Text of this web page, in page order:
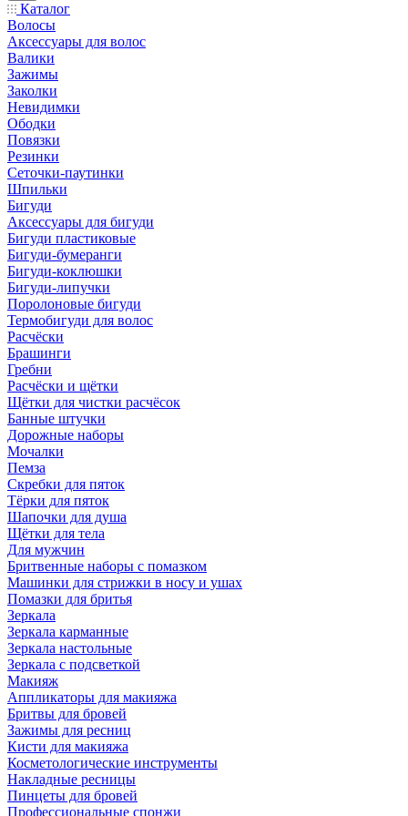
Каталог
Волосы
Аксессуары для волос
Валики
Зажимы
Заколки
Невидимки
Ободки
Повязки
Резинки
Сеточки-паутинки
Шпильки
Бигуди
Аксессуары для бигуди
Бигуди пластиковые
Бигуди-бумеранги
Бигуди-коклюшки
Бигуди-липучки
Поролоновые бигуди
Термобигуди для волос
Расчёски
Брашинги
Гребни
Расчёски и щётки
Щётки для чистки расчёсок
Банные штучки
Дорожные наборы
Мочалки
Пемза
Скребки для пяток
Тёрки для пяток
Шапочки для душа
Щётки для тела
Для мужчин
Бритвенные наборы с помазком
Машинки для стрижки в носу и ушах
Помазки для бритья
Зеркала
Зеркала карманные
Зеркала настольные
Зеркала с подсветкой
Макияж
Аппликаторы для макияжа
Бритвы для бровей
Зажимы для ресниц
Кисти для макияжа
Косметологические инструменты
Накладные ресницы
Пинцеты для бровей
Профессиональные спонжи